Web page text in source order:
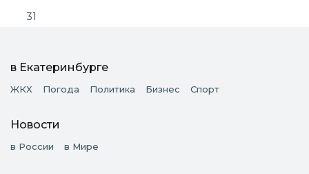
31
в Екатеринбурге
ЖКХ Погода Политика Бизнес Спорт
Новости
в России в Мире